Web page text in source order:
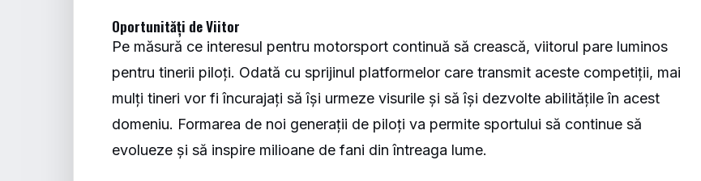
Oportunități de Viitor
Pe măsură ce interesul pentru motorsport continuă să crească, viitorul pare luminos
pentru tinerii piloți. Odată cu sprijinul platformelor care transmit aceste competiții, mai
mulți tineri vor fi încurajați să își urmeze visurile și să își dezvolte abilitățile în acest
domeniu. Formarea de noi generații de piloți va permite sportului să continue să
evolueze și să inspire milioane de fani din întreaga lume.